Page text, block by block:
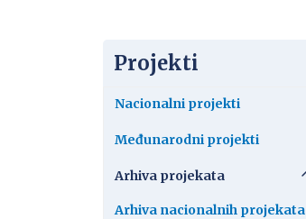
Projekti
Nacionalni projekti
Međunarodni projekti
Arhiva projekata
Arhiva nacionalnih projekata